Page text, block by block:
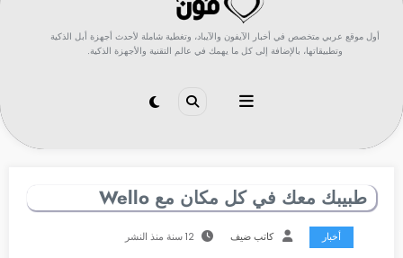
أول موقع عربي متخصص في أخبار الآيفون والآيباد، وتغطية شاملة لأحدث أجهزة أبل الذكية
وتطبيقاتها، بالإضافة إلى كل ما يهمك في عالم التقنية والأجهزة الذكية.
طبيبك معك في كل مكان مع Wello
أخبار كاتب ضيف 12 سنة منذ النشر